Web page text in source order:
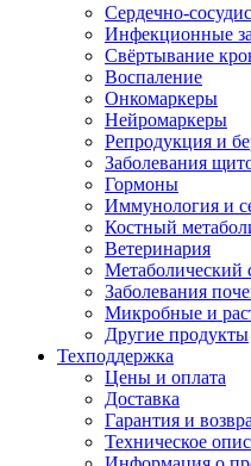
Сердечно-
Инфекционные
Свёртывание
Воспаление
Онкомаркеры
Нейромаркеры
Репродукция и
Заболевания
Гормоны
Иммунология и
Костный
Ветеринария
Метаболический
Заболевания
Микробные и
Другие продукты
Техподдержка
Цены и оплата
Доставка
Гарантия и
Техническое